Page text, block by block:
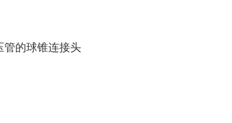
管的球锥连接头